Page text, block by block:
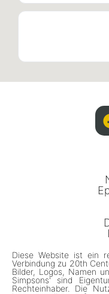
Diese Website ist ein
Verbindung zu 20th
Bilder, Logos, Namen
Simpsons' sind
Rechteinhaber. Die